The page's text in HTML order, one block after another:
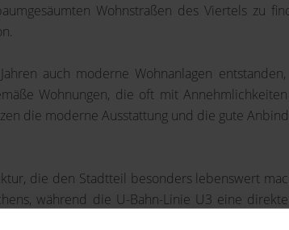
Wohnstraßen des Viertels zu
auch moderne Wohnanlagen
Wohnungen, die oft mit
die moderne Ausstattung und die gute
die den Stadtteil besonders lebenswert
während die U-Bahn-Linie U3 eine
in kürzester Zeit erreichbar. Auch